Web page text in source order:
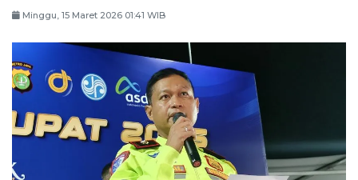
Minggu, 15 Maret 2026 01:41 WIB